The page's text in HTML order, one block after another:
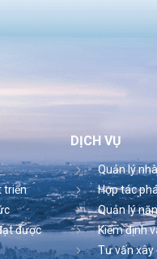
triển
được
DỊCH VỤ
Quản lý nhà
Hợp tác
Quản lý
Kiểm định
Tư vấn xây